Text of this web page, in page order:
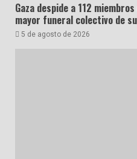
Gaza despide a 112
mayor funeral colectivo de
5 de agosto de 2026